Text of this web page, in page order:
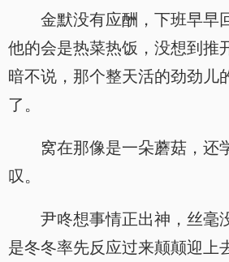
金默没有应酬，下班早早
他的会是热菜热饭，没想到推
暗不说，那个整天活的劲劲儿
了。
窝在那像是一朵蘑菇，还
叹。
尹咚想事情正出神，丝毫
是冬冬率先反应过来颠颠迎上